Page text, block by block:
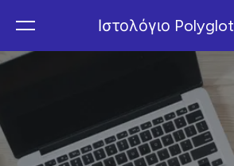
Ιστολόγιο Polyglot